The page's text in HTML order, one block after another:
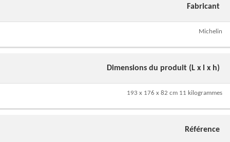
Fabricant
Michelin
Dimensions du produit (L x l x h)
193 x 176 x 82 cm 11 kilogrammes
Référence